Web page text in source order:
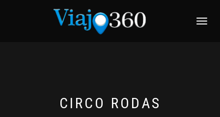
CIRCO RODAS